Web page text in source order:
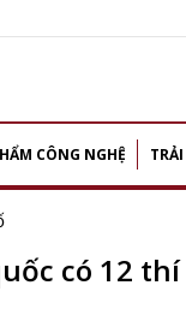
CÔNG NGHỆ
có 12